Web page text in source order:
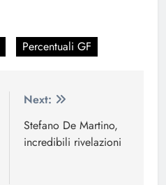
Percentuali GF
Next:
Stefano De Martino,
incredibili rivelazioni